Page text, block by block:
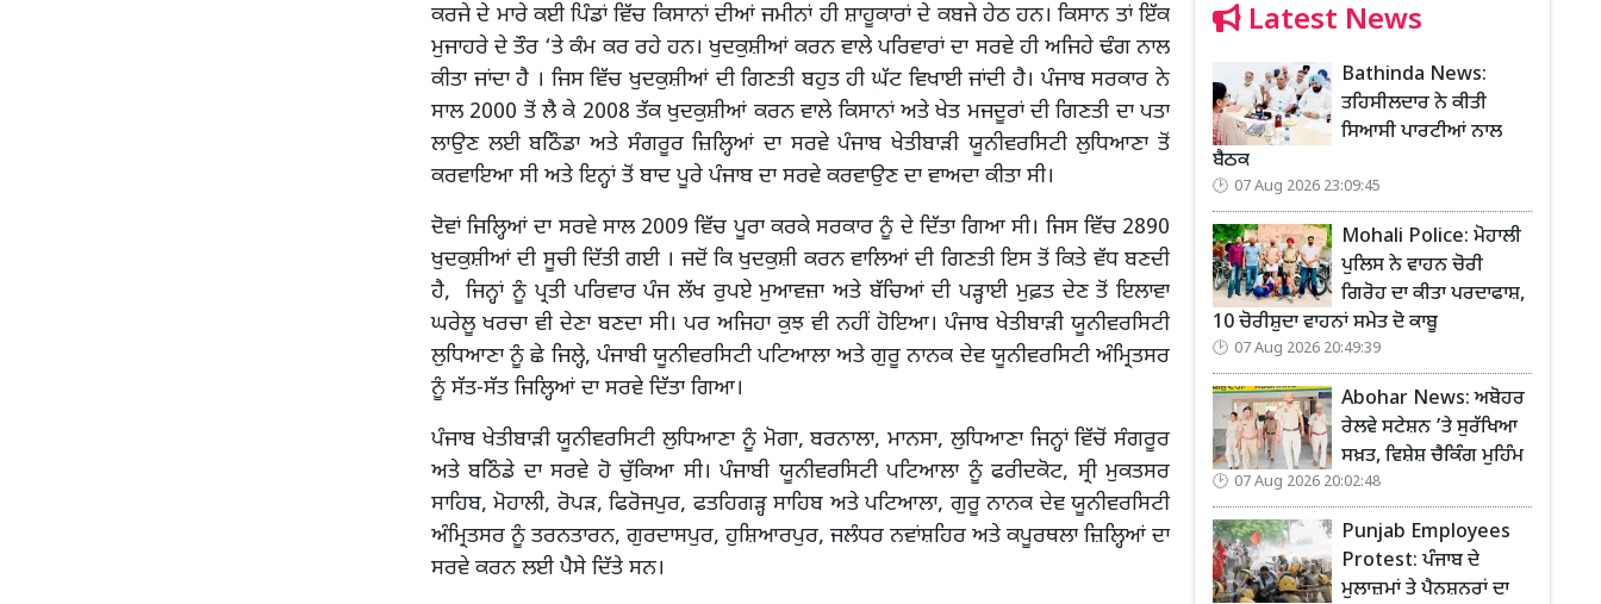
ਕਰਜੇ ਦੇ ਮਾਰੇ ਕਈ ਪਿੰਡਾਂ ਵਿੱਚ ਕਿਸਾਨਾਂ ਦੀਆਂ ਜਮੀਨਾਂ ਹੀ ਸ਼ਾਹੂਕਾਰਾਂ ਦੇ ਕਬਜੇ ਹੇਠ ਹਨ। ਕਿਸਾਨ ਤਾਂ ਇੱਕ
ਮੁਜਾਹਰੇ ਦੇ ਤੌਰ ‘ਤੇ ਕੰਮ ਕਰ ਰਹੇ ਹਨ। ਖੁਦਕੁਸ਼ੀਆਂ ਕਰਨ ਵਾਲੇ ਪਰਿਵਾਰਾਂ ਦਾ ਸਰਵੇ ਹੀ ਅਜਿਹੇ ਢੰਗ ਨਾਲ
ਕੀਤਾ ਜਾਂਦਾ ਹੈ । ਜਿਸ ਵਿੱਚ ਖੁਦਕੁਸ਼ੀਆਂ ਦੀ ਗਿਣਤੀ ਬਹੁਤ ਹੀ ਘੱਟ ਵਿਖਾਈ ਜਾਂਦੀ ਹੈ। ਪੰਜਾਬ ਸਰਕਾਰ ਨੇ
ਸਾਲ 2000 ਤੋਂ ਲੈ ਕੇ 2008 ਤੱਕ ਖੁਦਕੁਸ਼ੀਆਂ ਕਰਨ ਵਾਲੇ ਕਿਸਾਨਾਂ ਅਤੇ ਖੇਤ ਮਜਦੂਰਾਂ ਦੀ ਗਿਣਤੀ ਦਾ ਪਤਾ
ਲਾਉਣ ਲਈ ਬਠਿੰਡਾ ਅਤੇ ਸੰਗਰੂਰ ਜ਼ਿਲ੍ਹਿਆਂ ਦਾ ਸਰਵੇ ਪੰਜਾਬ ਖੇਤੀਬਾੜੀ ਯੂਨੀਵਰਸਿਟੀ ਲੁਧਿਆਣਾ ਤੋਂ
ਕਰਵਾਇਆ ਸੀ ਅਤੇ ਇਨ੍ਹਾਂ ਤੋਂ ਬਾਦ ਪੂਰੇ ਪੰਜਾਬ ਦਾ ਸਰਵੇ ਕਰਵਾਉਣ ਦਾ ਵਾਅਦਾ ਕੀਤਾ ਸੀ।
ਦੋਵਾਂ ਜਿਲ੍ਹਿਆਂ ਦਾ ਸਰਵੇ ਸਾਲ 2009 ਵਿੱਚ ਪੂਰਾ ਕਰਕੇ ਸਰਕਾਰ ਨੂੰ ਦੇ ਦਿੱਤਾ ਗਿਆ ਸੀ। ਜਿਸ ਵਿੱਚ 2890
ਖੁਦਕੁਸ਼ੀਆਂ ਦੀ ਸੂਚੀ ਦਿੱਤੀ ਗਈ । ਜਦੋਂ ਕਿ ਖੁਦਕੁਸ਼ੀ ਕਰਨ ਵਾਲਿਆਂ ਦੀ ਗਿਣਤੀ ਇਸ ਤੋਂ ਕਿਤੇ ਵੱਧ ਬਣਦੀ
ਹੈ, ਜਿਨ੍ਹਾਂ ਨੂੰ ਪ੍ਰਤੀ ਪਰਿਵਾਰ ਪੰਜ ਲੱਖ ਰੁਪਏ ਮੁਆਵਜ਼ਾ ਅਤੇ ਬੱਚਿਆਂ ਦੀ ਪੜ੍ਹਾਈ ਮੁਫ਼ਤ ਦੇਣ ਤੋਂ ਇਲਾਵਾ
ਘਰੇਲੂ ਖਰਚਾ ਵੀ ਦੇਣਾ ਬਣਦਾ ਸੀ। ਪਰ ਅਜਿਹਾ ਕੁਝ ਵੀ ਨਹੀਂ ਹੋਇਆ। ਪੰਜਾਬ ਖੇਤੀਬਾੜੀ ਯੂਨੀਵਰਸਿਟੀ
ਲੁਧਿਆਣਾ ਨੂੰ ਛੇ ਜਿਲ੍ਹੇ, ਪੰਜਾਬੀ ਯੂਨੀਵਰਸਿਟੀ ਪਟਿਆਲਾ ਅਤੇ ਗੁਰੂ ਨਾਨਕ ਦੇਵ ਯੂਨੀਵਰਸਿਟੀ ਅੰਮ੍ਰਿਤਸਰ
ਨੂੰ ਸੱਤ-ਸੱਤ ਜਿਲ੍ਹਿਆਂ ਦਾ ਸਰਵੇ ਦਿੱਤਾ ਗਿਆ।
ਪੰਜਾਬ ਖੇਤੀਬਾੜੀ ਯੂਨੀਵਰਸਿਟੀ ਲੁਧਿਆਣਾ ਨੂੰ ਮੋਗਾ, ਬਰਨਾਲਾ, ਮਾਨਸਾ, ਲੁਧਿਆਣਾ ਜਿਨ੍ਹਾਂ ਵਿੱਚੋਂ ਸੰਗਰੂਰ
ਅਤੇ ਬਠਿੰਡੇ ਦਾ ਸਰਵੇ ਹੋ ਚੁੱਕਿਆ ਸੀ। ਪੰਜਾਬੀ ਯੂਨੀਵਰਸਿਟੀ ਪਟਿਆਲਾ ਨੂੰ ਫਰੀਦਕੋਟ, ਸ੍ਰੀ ਮੁਕਤਸਰ
ਸਾਹਿਬ, ਮੋਹਾਲੀ, ਰੋਪੜ, ਫਿਰੋਜਪੁਰ, ਫਤਹਿਗੜ੍ਹ ਸਾਹਿਬ ਅਤੇ ਪਟਿਆਲਾ, ਗੁਰੂ ਨਾਨਕ ਦੇਵ ਯੂਨੀਵਰਸਿਟੀ
ਅੰਮ੍ਰਿਤਸਰ ਨੂੰ ਤਰਨਤਾਰਨ, ਗੁਰਦਾਸਪੁਰ, ਹੁਸ਼ਿਆਰਪੁਰ, ਜਲੰਧਰ ਨਵਾਂਸ਼ਹਿਰ ਅਤੇ ਕਪੂਰਥਲਾ ਜ਼ਿਲ੍ਹਿਆਂ ਦਾ
ਸਰਵੇ ਕਰਨ ਲਈ ਪੈਸੇ ਦਿੱਤੇ ਸਨ।
Latest News
Bathinda News:
ਤਹਿਸੀਲਦਾਰ ਨੇ ਕੀਤੀ
ਸਿਆਸੀ ਪਾਰਟੀਆਂ ਨਾਲ
ਬੈਠਕ
07 Aug 2026 23:09:45
Mohali Police: ਮੋਹਾਲੀ
ਪੁਲਿਸ ਨੇ ਵਾਹਨ ਚੋਰੀ
ਗਿਰੋਹ ਦਾ ਕੀਤਾ ਪਰਦਾਫਾਸ਼,
10 ਚੋਰੀਸ਼ੁਦਾ ਵਾਹਨਾਂ ਸਮੇਤ ਦੋ ਕਾਬੂ
07 Aug 2026 20:49:39
Abohar News: ਅਬੋਹਰ
ਰੇਲਵੇ ਸਟੇਸ਼ਨ ’ਤੇ ਸੁਰੱਖਿਆ
ਸਖ਼ਤ, ਵਿਸ਼ੇਸ਼ ਚੈਕਿੰਗ ਮੁਹਿੰਮ
07 Aug 2026 20:02:48
Punjab Employees
Protest: ਪੰਜਾਬ ਦੇ
ਮੁਲਾਜ਼ਮਾਂ ਤੇ ਪੈਨਸ਼ਨਰਾਂ ਦਾ